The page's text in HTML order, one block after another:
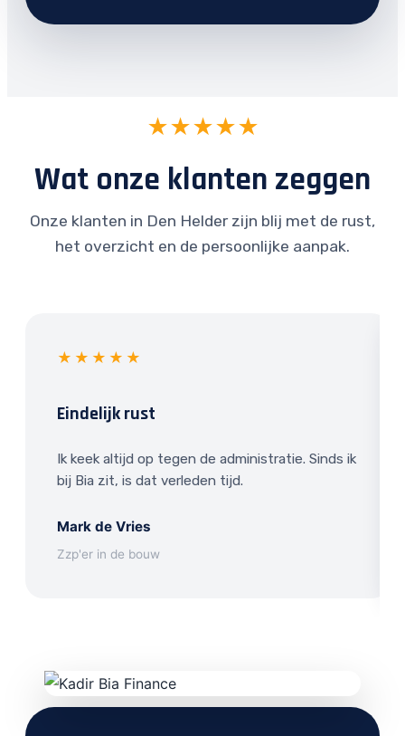
★★★★★
Wat onze klanten zeggen
Onze klanten in Den Helder zijn blij met de rust,
het overzicht en de persoonlijke aanpak.
★★★★★
Eindelijk rust
Ik keek altijd op tegen de administratie. Sinds ik
bij Bia zit, is dat verleden tijd.
Mark de Vries
Zzp'er in de bouw